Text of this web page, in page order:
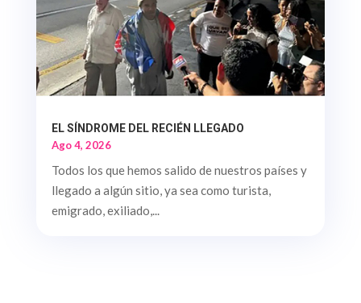
EL SÍNDROME DEL RECIÉN LLEGADO
Ago 4, 2026
Todos los que hemos salido de nuestros países y
llegado a algún sitio, ya sea como turista,
emigrado, exiliado,...